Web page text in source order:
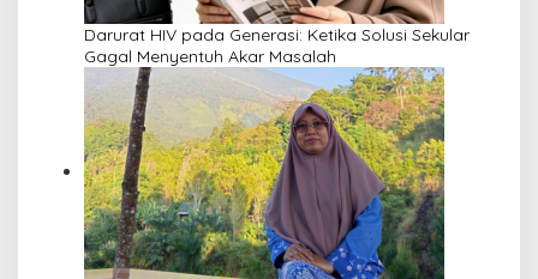
Darurat HIV pada Generasi: Ketika Solusi Sekular
Gagal Menyentuh Akar Masalah